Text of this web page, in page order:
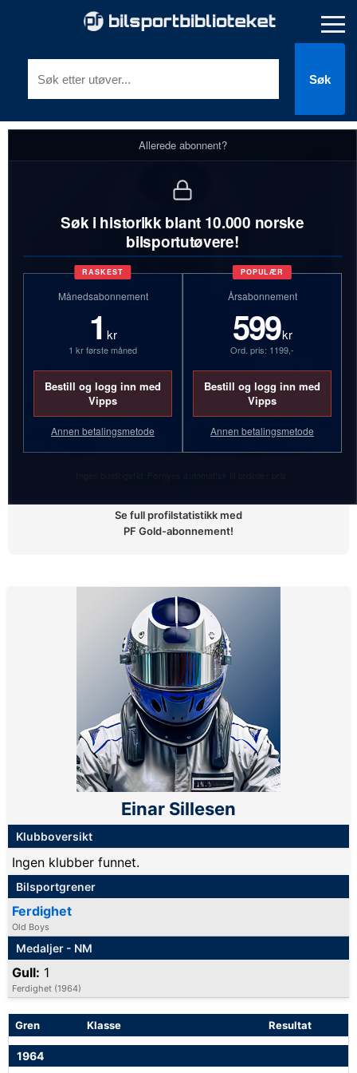
Søk
Se full profilstatistikk med
PF Gold-abonnement!
Allerede abonnent?
Søk i historikk blant 10.000 norske
bilsportutøvere!
RASKEST
Månedsabonnement
1 kr
1 kr første måned
Bestill og logg inn med
Vipps
Annen betalingsmetode
POPULÆR
Årsabonnement
599kr
Ord. pris: 1199,-
Bestill og logg inn med
Vipps
Annen betalingsmetode
Einar Sillesen
Klubboversikt
Ingen klubber funnet.
Bilsportgrener
Ferdighet
Old Boys
Medaljer - NM
Gull: 1
Ferdighet (1964)
Gren Klasse Resultat
1964